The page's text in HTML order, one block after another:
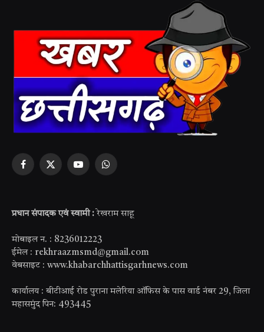
Facebook
X
YouTubeWhatsApp
प्रधान संपादक एवं स्वामी : रेखराम साहू
मोबाइल न. : 8236012223
ईमेल : rekhraazmsmd@gmail.com
वेबसाइट : www.khabarchhattisgarhnews.com
कार्यालय : बीटीआई रोड पुराना मलेरिया ऑफिस के पास वार्ड नंबर 29, जिला
महासमुंद पिन: 493445